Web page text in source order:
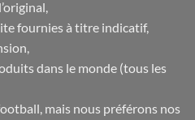
fournies à titre indicatif,
dans le monde (tous les
mais nous préférons nos